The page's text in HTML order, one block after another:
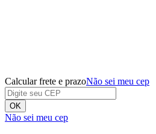
Calcular frete e prazoNão sei meu cep
OK
Não sei meu cep